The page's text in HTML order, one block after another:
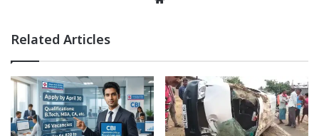
Related Articles